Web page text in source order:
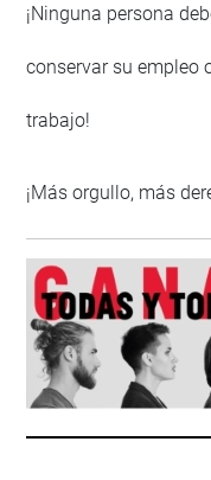
¡Ninguna persona
conservar su empleo
trabajo!
¡Más orgullo, más